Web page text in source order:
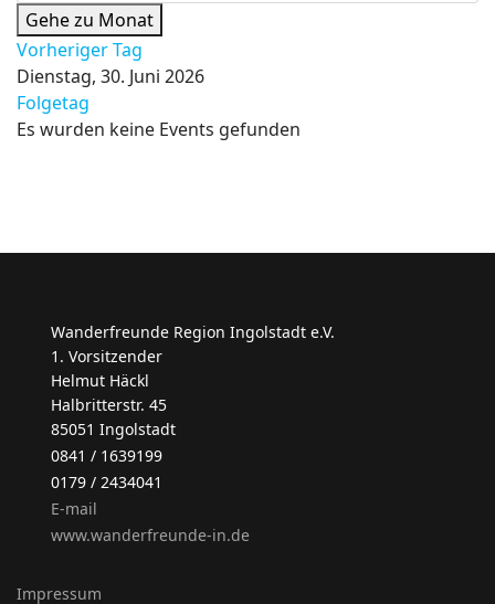
Gehe zu Monat
Vorheriger Tag
Dienstag, 30. Juni 2026
Folgetag
Es wurden keine Events gefunden
Wanderfreunde Region Ingolstadt e.V.
1. Vorsitzender
Helmut Häckl
Halbritterstr. 45
85051 Ingolstadt
0841 / 1639199
0179 / 2434041
E-mail
www.wanderfreunde-in.de
Impressum